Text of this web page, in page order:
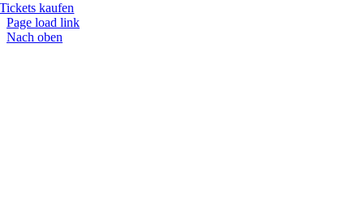
Tickets kaufen
Page load link
Nach oben